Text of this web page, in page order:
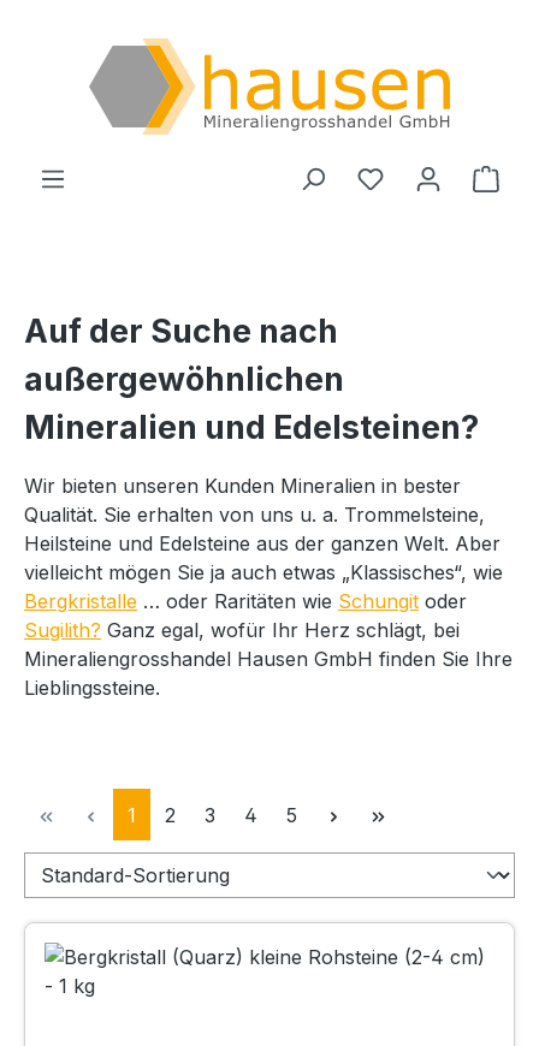
Du hast 0
Auf der Suche nach
außergewöhnlichen
Mineralien und Edelsteinen?
Wir bieten unseren Kunden Mineralien in bester
Qualität. Sie erhalten von uns u. a. Trommelsteine,
Heilsteine und Edelsteine aus der ganzen Welt. Aber
vielleicht mögen Sie ja auch etwas „Klassisches“, wie
Bergkristalle … oder Raritäten wie Schungit oder
Sugilith? Ganz egal, wofür Ihr Herz schlägt, bei
Mineraliengrosshandel Hausen GmbH finden Sie Ihre
Lieblingssteine.
Seite
1 Seite
2 Seite
3 Seite
4 Seite
5